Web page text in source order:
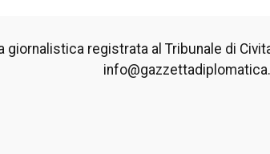
giornalistica registrata al Tribunale di